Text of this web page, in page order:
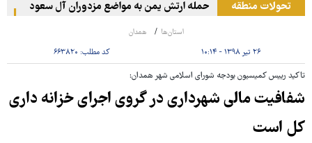
تحولات منطقه حمله ارتش یمن به مواضع مزدوران آل سعود
استان‌ها همدان
۲۶ تیر ۱۳۹۸ - ۱۰:۱۴ کد مطلب: ۶۶۳۸۲۰
تاکید رییس کمیسیون بودجه شورای اسلامی شهر همدان:
شفافیت مالی شهرداری در گروی اجرای خزانه داری
کل است